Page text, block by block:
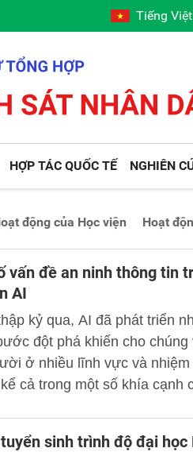
Tiếng Việt
HỢP TÁC QUỐC TẾ NGHIÊN
động của Học viện Hoạt
vấn đề an ninh thông tin
AI
kỷ qua, AI đã phát triển
đột phá khiến cho
ở nhiều lĩnh vực và nhiệm
cả trong một số khía cạnh
sinh trình độ đại học